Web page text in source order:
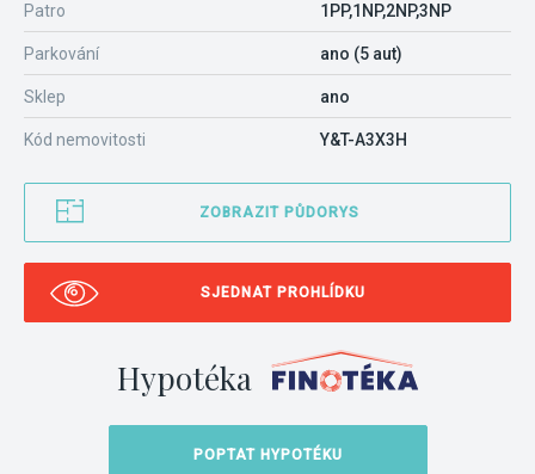
Patro 1PP,1NP,2NP,3NP
Parkování ano (5 aut)
Sklep ano
Kód nemovitosti Y&T-A3X3H
ZOBRAZIT PŮDORYS
SJEDNAT PROHLÍDKU
Hypotéka
POPTAT HYPOTÉKU